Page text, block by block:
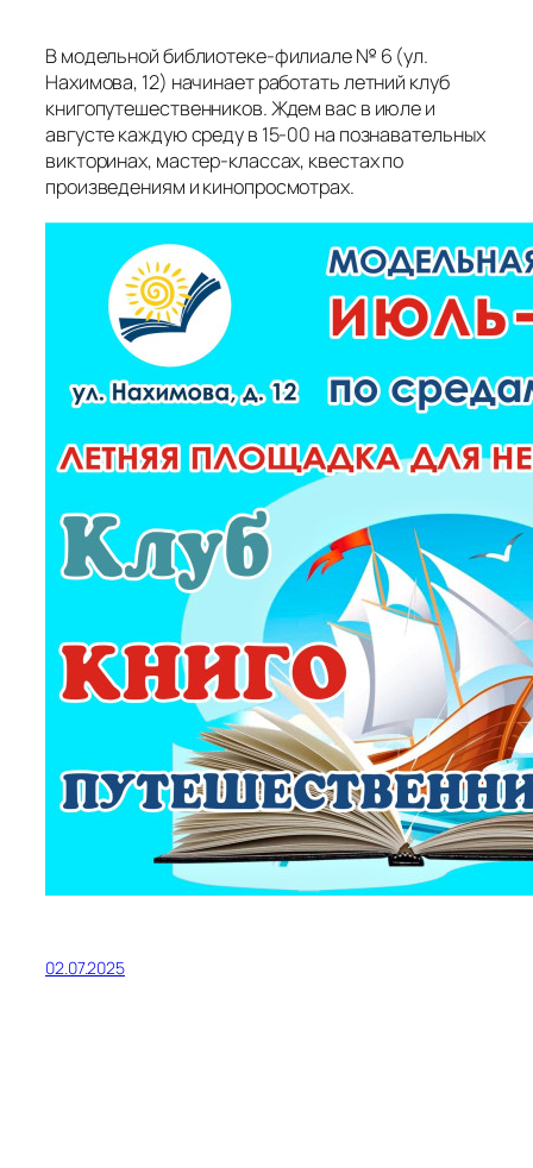
В модельной библиотеке-филиале № 6 (ул.
Нахимова, 12) начинает работать летний клуб
книгопутешественников. Ждем вас в июле и
августе каждую среду в 15-00 на познавательных
викторинах, мастер-классах, квестах по
произведениям и кинопросмотрах.
02.07.2025